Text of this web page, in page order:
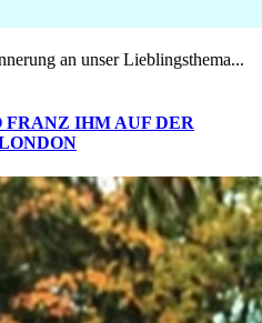
an unser Lieblingsthema...
FRANZ IHM AUF DER